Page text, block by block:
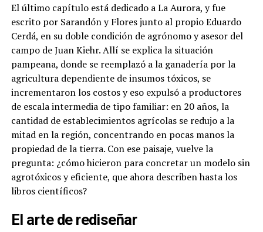
El último capítulo está dedicado a La Aurora, y fue
escrito por Sarandón y Flores junto al propio Eduardo
Cerdá, en su doble condición de agrónomo y asesor del
campo de Juan Kiehr.Allí se explica la situación
pampeana, donde se reemplazó a la ganadería por la
agricultura dependiente de insumos tóxicos, se
incrementaron los costos y eso expulsó a productores
de escala intermedia de tipo familiar: en 20 años, la
cantidad de establecimientos agrícolas se redujo a la
mitad en la región, concentrando en pocas manos la
propiedad de la tierra.Con ese paisaje, vuelve la
pregunta: ¿cómo hicieron para concretar un modelo sin
agrotóxicos y eficiente, que ahora describen hasta los
libros científicos?
El arte de rediseñar